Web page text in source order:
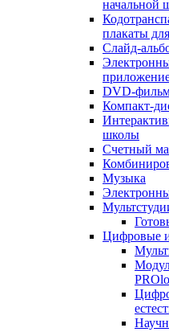
начальной
плакаты
Слайд-
DVD-
Компакт-
школы
Счетный
Музыка
Цифровые